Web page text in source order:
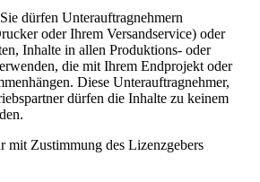
dürfen Unterauftragnehmern
oder Ihrem Versandservice) oder
Inhalte in allen Produktions- oder
die mit Ihrem Endprojekt oder
Diese Unterauftragnehmer,
dürfen die Inhalte zu keinem
mit Zustimmung des Lizenzgebers